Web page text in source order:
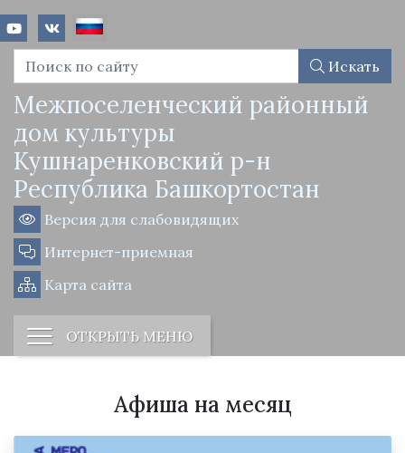
Искать
Межпоселенческий районный
дом культуры
Кушнаренковский р-н
Республика Башкортостан
Версия для слабовидящих
Интернет-приемная
Карта сайта
ОТКРЫТЬ МЕНЮ
Афиша на месяц